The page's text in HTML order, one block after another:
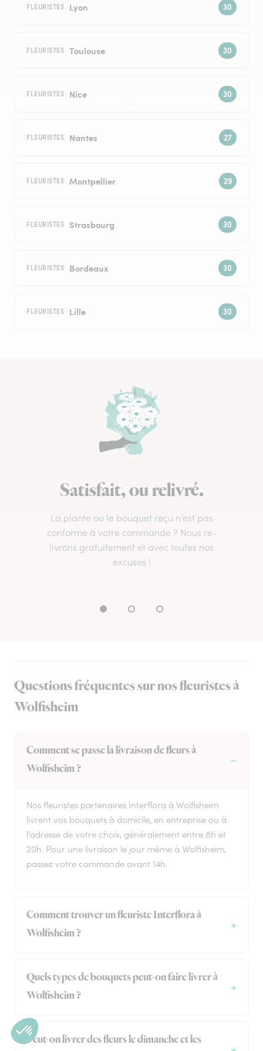
FLEURISTES Lyon
FLEURISTES Toulouse
FLEURISTES Nice
FLEURISTES Nantes
FLEURISTES Montpellier
FLEURISTES Strasbourg
FLEURISTES Bordeaux
FLEURISTES Lille
Satisfait, ou relivré.
La plante ou le bouquet reçu n’est pas
conforme à votre commande ? Nous re-
livrons gratuitement et avec toutes nos
excuses !
Questions fréquentes sur nos fleuristes à
Wolfisheim
Comment se passe la livraison de fleurs à
Wolfisheim ?
Nos fleuristes partenaires Interflora à Wolfisheim
livrent vos bouquets à domicile, en entreprise ou à
l'adresse de votre choix, généralement entre 8h et
20h. Pour une livraison le jour même à Wolfisheim,
passez votre commande avant 14h.
Comment trouver un fleuriste Interflora à
Wolfisheim ?
Quels types de bouquets peut-on faire livrer à
Wolfisheim ?
Peut-on livrer des fleurs le dimanche et les